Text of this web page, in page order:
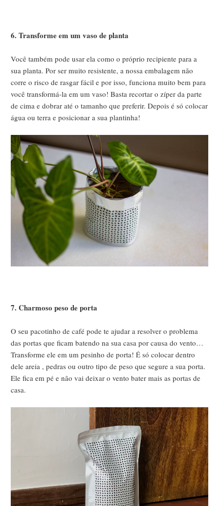
6. Transforme em um vaso de planta
Você também pode usar ela como o próprio recipiente para a
sua planta. Por ser muito resistente, a nossa embalagem não
corre o risco de rasgar fácil e por isso, funciona muito bem para
você transformá-la em um vaso! Basta recortar o zíper da parte
de cima e dobrar até o tamanho que preferir. Depois é só colocar
água ou terra e posicionar a sua plantinha!
7. Charmoso peso de porta
O seu pacotinho de café pode te ajudar a resolver o problema
das portas que ficam batendo na sua casa por causa do vento…
Transforme ele em um pesinho de porta! É só colocar dentro
dele areia , pedras ou outro tipo de peso que segure a sua porta.
Ele fica em pé e não vai deixar o vento bater mais as portas de
casa.